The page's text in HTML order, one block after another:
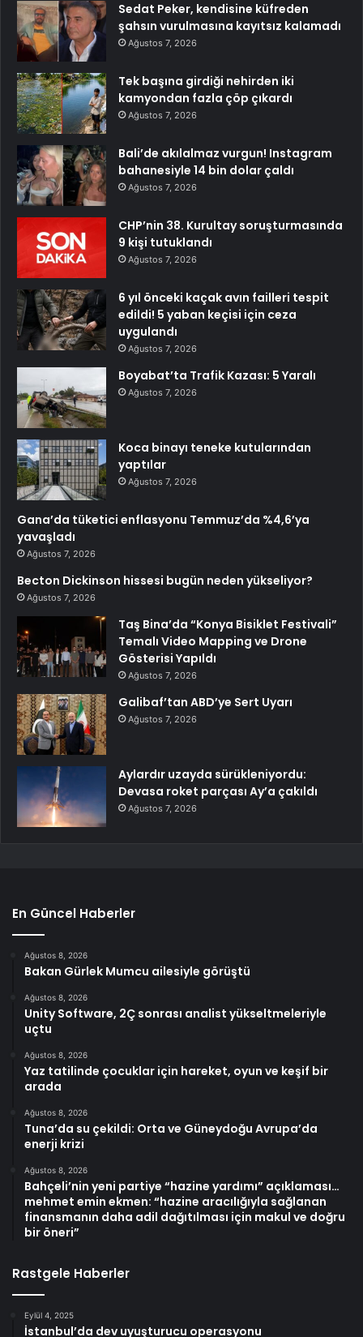
Sedat Peker, kendisine küfreden
şahsın vurulmasına kayıtsız kalamadı
Ağustos 7, 2026
Tek başına girdiği nehirden iki
kamyondan fazla çöp çıkardı
Ağustos 7, 2026
Bali’de akılalmaz vurgun! Instagram
bahanesiyle 14 bin dolar çaldı
Ağustos 7, 2026
CHP’nin 38. Kurultay soruşturmasında
9 kişi tutuklandı
Ağustos 7, 2026
6 yıl önceki kaçak avın failleri tespit
edildi! 5 yaban keçisi için ceza
uygulandı
Ağustos 7, 2026
Boyabat’ta Trafik Kazası: 5 Yaralı
Ağustos 7, 2026
Koca binayı teneke kutularından
yaptılar
Ağustos 7, 2026
Gana’da tüketici enflasyonu Temmuz’da %4,6’ya
yavaşladı
Ağustos 7, 2026
Becton Dickinson hissesi bugün neden yükseliyor?
Ağustos 7, 2026
Taş Bina’da “Konya Bisiklet Festivali”
Temalı Video Mapping ve Drone
Gösterisi Yapıldı
Ağustos 7, 2026
Galibaf’tan ABD’ye Sert Uyarı
Ağustos 7, 2026
Aylardır uzayda sürükleniyordu:
Devasa roket parçası Ay’a çakıldı
Ağustos 7, 2026
En Güncel Haberler
Ağustos 8, 2026
Bakan Gürlek Mumcu ailesiyle görüştü
Ağustos 8, 2026
Unity Software, 2Ç sonrası analist yükseltmeleriyle
uçtu
Ağustos 8, 2026
Yaz tatilinde çocuklar için hareket, oyun ve keşif bir
arada
Ağustos 8, 2026
Tuna’da su çekildi: Orta ve Güneydoğu Avrupa’da
enerji krizi
Ağustos 8, 2026
Bahçeli’nin yeni partiye “hazine yardımı” açıklaması…
mehmet emin ekmen: “hazine aracılığıyla sağlanan
finansmanın daha adil dağıtılması için makul ve doğru
bir öneri”
Rastgele Haberler
Eylül 4, 2025
İstanbul’da dev uyuşturucu operasyonu